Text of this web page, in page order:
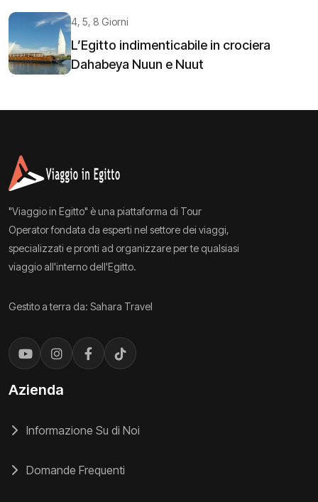
4, 5, 8 Giorni
L’Egitto indimenticabile in crociera
Dahabeya Nuun e Nuut
"Viaggio in Egitto" è una piattaforma di Tour
Operator fondata da esperti nel settore dei viaggi,
specializzati e pronti ad organizzare per te qualsiasi
viaggio all'interno dell'Egitto.
Gestito a terra da: Sahara Travel
Azienda
Informazione Su di Noi
Domande Frequenti